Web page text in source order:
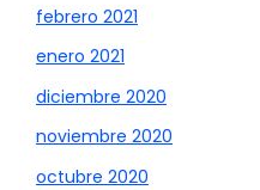
febrero 2021
enero 2021
diciembre 2020
noviembre 2020
octubre 2020